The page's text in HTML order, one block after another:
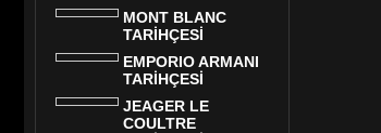
MONT BLANC
TARİHÇESİ
EMPORIO ARMANI
TARİHÇESİ
JEAGER LE
COULTRE